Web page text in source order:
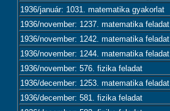
1936/január: 1031. matematika gyakorlat
1936/november: 1237. matematika feladat
1936/november: 1242. matematika feladat
1936/november: 1244. matematika feladat
1936/november: 576. fizika feladat
1936/december: 1253. matematika feladat
1936/december: 581. fizika feladat